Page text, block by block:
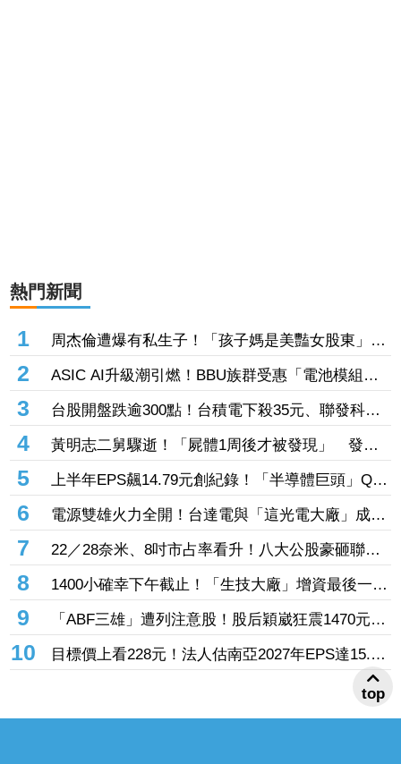
熱門新聞
1
周杰倫遭爆有私生子！「孩子媽是美豔女股東」
杰威爾音樂發聲開轟：譁眾取寵博取流量
2
ASIC AI升級潮引燃！BBU族群受惠「電池模組
廠」一度亮燈漲停 順達、加百裕噴半根
3
台股開盤跌逾300點！台積電下殺35元、聯發科由
紅翻黑 這「光通訊大廠」攜15檔速衝漲停
4
黃明志二舅驟逝！「屍體1周後才被發現」 發片
悼念：我以他為榮
5
上半年EPS飆14.79元創紀錄！「半導體巨頭」Q2
營收首破200億元 AI+HPC引爆零組件拉貨潮
6
電源雙雄火力全開！台達電與「這光電大廠」成資
金新寵、EPS衝上3.07元 營運續衝高
7
22／28奈米、8吋市占率看升！八大公股豪砸聯電
9.3億元加碼7千張
8
1400小確幸下午截止！「生技大廠」增資最後一
天 破260個名額搶起來
9
「ABF三雄」遭列注意股！股后穎崴狂震1470元被
盯、「氣動元件大廠」近2日價差過大 鴻勁、健
10
目標價上看228元！法人估南亞2027年EPS達15.72
top